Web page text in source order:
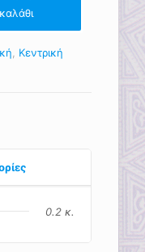
καλάθι
Κεντρική
0.2 κ.